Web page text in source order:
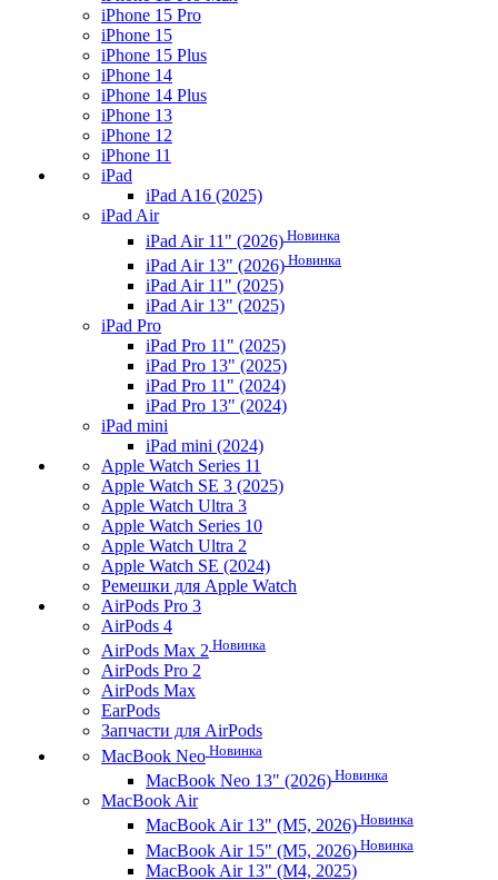
iPhone 15 Pro
iPhone 15
iPhone 15 Plus
iPhone 14
iPhone 14 Plus
iPhone 13
iPhone 12
iPhone 11
iPad
iPad A16 (2025)
iPad Air
iPad Air 11" (2026) Новинка
iPad Air 13" (2026) Новинка
iPad Air 11" (2025)
iPad Air 13" (2025)
iPad Pro
iPad Pro 11" (2025)
iPad Pro 13" (2025)
iPad Pro 11" (2024)
iPad Pro 13" (2024)
iPad mini
iPad mini (2024)
Apple Watch Series 11
Apple Watch SE 3 (2025)
Apple Watch Ultra 3
Apple Watch Series 10
Apple Watch Ultra 2
Apple Watch SE (2024)
Ремешки для Apple Watch
AirPods Pro 3
AirPods 4
AirPods Max 2 Новинка
AirPods Pro 2
AirPods Max
EarPods
Запчасти для AirPods
MacBook Neo Новинка
MacBook Neo 13" (2026) Новинка
MacBook Air
MacBook Air 13" (M5, 2026) Новинка
MacBook Air 15" (M5, 2026) Новинка
MacBook Air 13" (M4, 2025)